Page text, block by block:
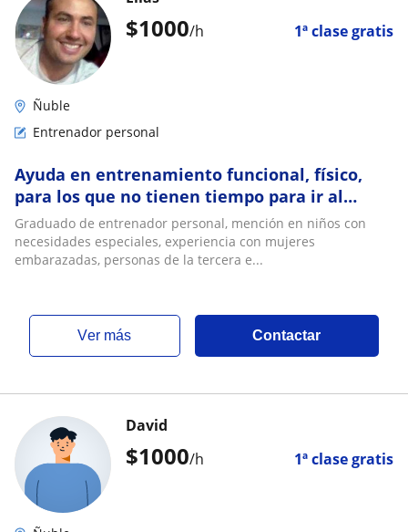
$1000/h 1ª clase gratis
Ñuble
Entrenador personal
Ayuda en entrenamiento funcional, físico,
para los que no tienen tiempo para ir al
gimnasio
Graduado de entrenador personal, mención en niños con
necesidades especiales, experiencia con mujeres
embarazadas, personas de la tercera e...
ver más Contactar
$1000/h 1ª clase gratis
David